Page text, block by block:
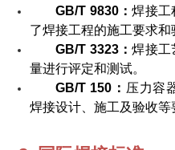
GB/T 9830：焊接工
了焊接工程的施工要求和
GB/T 3323：焊接工
量进行评定和测试。
GB/T 150： 压力容
焊接设计、施工及验收等